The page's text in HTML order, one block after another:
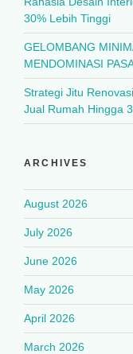
30% Lebih Tinggi
GELOMBANG
MENDOMINASI
Strategi Jitu
Jual Rumah Hingga
ARCHIVES
August 2026
July 2026
June 2026
May 2026
April 2026
March 2026